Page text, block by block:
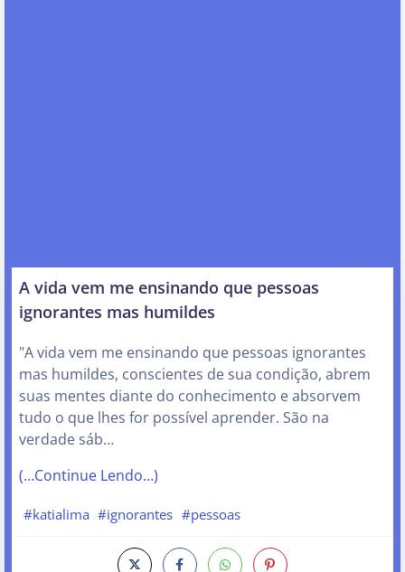
A vida vem me ensinando que pessoas
ignorantes mas humildes
"A vida vem me ensinando que pessoas ignorantes
mas humildes, conscientes de sua condição, abrem
suas mentes diante do conhecimento e absorvem
tudo o que lhes for possível aprender. São na
verdade sáb…
(…Continue Lendo…)
#katialima #ignorantes #pessoas